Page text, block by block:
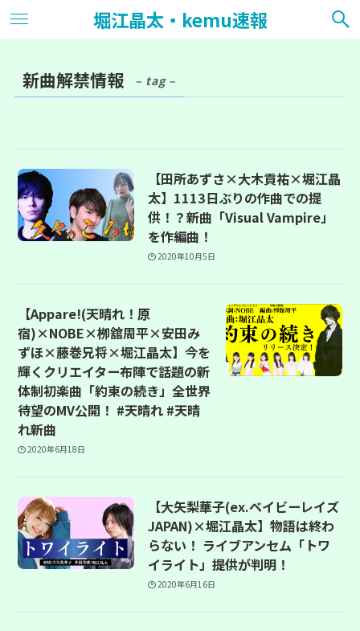
堀江晶太・kemu速報
新曲解禁情報 – tag –
【田所あずさ×大木貢祐×堀江晶
太】1113日ぶりの作曲での提
供！？新曲「Visual Vampire」
を作編曲！
2020年10月5日
【Appare!(天晴れ！原
宿)×NOBE×栁舘周平×安田み
ずほ×藤巻兄将×堀江晶太】今を
輝くクリエイター布陣で話題の新
体制初楽曲「約束の続き」全世界
待望のMV公開！ #天晴れ #天晴
れ新曲
2020年6月18日
【大矢梨華子(ex.ベイビーレイズ
JAPAN)×堀江晶太】物語は終わ
らない！ ライブアンセム「トワ
イライト」提供が判明！
2020年6月16日